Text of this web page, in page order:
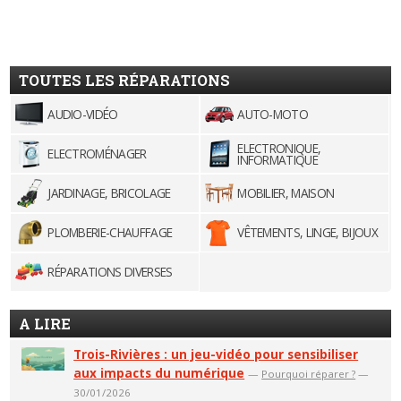
TOUTES LES RÉPARATIONS
AUDIO-VIDÉO AUTO-MOTO
ELECTROMÉNAGER ELECTRONIQUE,
INFORMATIQUE
JARDINAGE, BRICOLAGE
MOBILIER, MAISON
PLOMBERIE-CHAUFFAGE VÊTEMENTS, LINGE, BIJOUX
RÉPARATIONS DIVERSES
A LIRE
Trois-Rivières : un jeu-vidéo pour sensibiliser
aux impacts du numérique — Pourquoi réparer ? —
30/01/2026